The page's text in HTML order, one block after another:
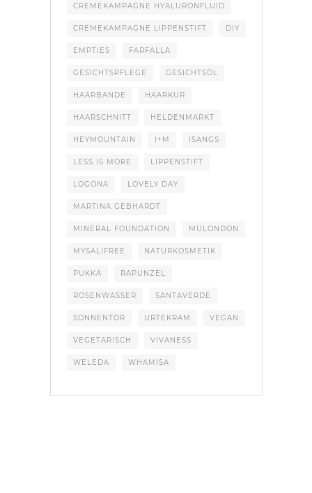
CREMEKAMPAGNE HYALURONFLUID
CREMEKAMPAGNE LIPPENSTIFT DIY
EMPTIES FARFALLA
GESICHTSPFLEGE GESICHTSÖL
HAARBANDE HAARKUR
HAARSCHNITT HELDENMARKT
HEYMOUNTAIN I+M ISANGS
LESS IS MORE LIPPENSTIFT
LOGONA LOVELY DAY
MARTINA GEBHARDT
MINERAL FOUNDATION MULONDON
MYSALIFREE NATURKOSMETIK
PUKKA RAPUNZEL
ROSENWASSER SANTAVERDE
SONNENTOR URTEKRAM VEGAN
VEGETARISCH VIVANESS
WELEDA WHAMISA